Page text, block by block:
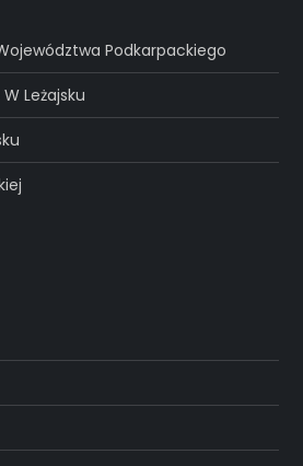
Podkarpackiego
Leżajsku